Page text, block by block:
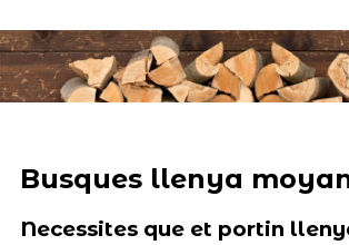
Busques llenya
Necessites que et portin